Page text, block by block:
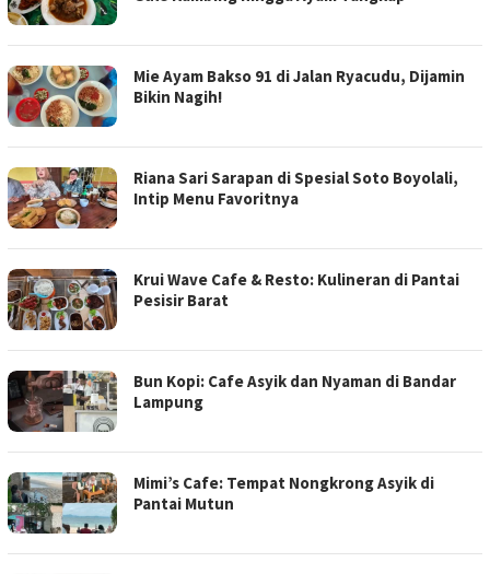
Mie Ayam Bakso 91 di Jalan Ryacudu, Dijamin
Bikin Nagih!
Riana Sari Sarapan di Spesial Soto Boyolali,
Intip Menu Favoritnya
Krui Wave Cafe & Resto: Kulineran di Pantai
Pesisir Barat
Bun Kopi: Cafe Asyik dan Nyaman di Bandar
Lampung
Mimi’s Cafe: Tempat Nongkrong Asyik di
Pantai Mutun